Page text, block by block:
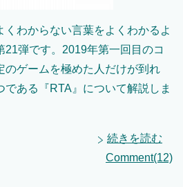
わからない言葉をよくわかるよ
21弾です。2019年第一回目のコ
のゲームを極めた人だけが到れ
である『RTA』について解説しま
続きを読む
Comment(12)